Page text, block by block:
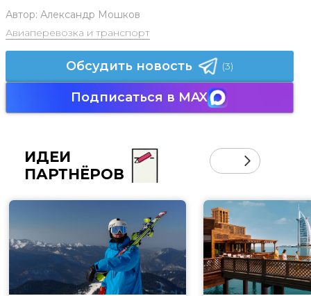
Автор: Александр Мошков
Авиаперевозка и транспорт
Обсудить новость (3)
Подписаться в MAX
ИДЕИ
ПАРТНЁРОВ